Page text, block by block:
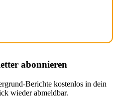
abonnieren
Berichte kostenlos in dein
wieder abmeldbar.